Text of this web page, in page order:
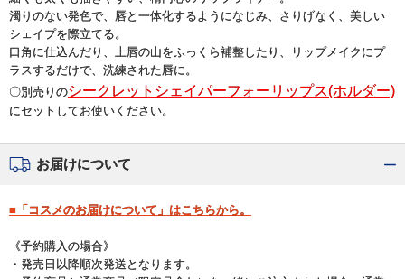
濁りのない発色で、唇と一体化するようになじみ、さりげなく、美しい
シェイプを際立てる。
口角に仕込んだり、上唇の山をふっくら補整したり、リップメイクにプ
ラスするだけで、洗練された唇に。
〇別売りのシークレットシェイパーフォーリップス(ホルダー)
にセットしてお使いください。
お届けについて
■「コスメのお届けについて」はこちらから。
《予約購入の場合》
・発売日以降順次発送となります。